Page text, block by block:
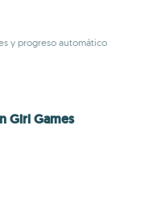
y progreso automático
Girl Games